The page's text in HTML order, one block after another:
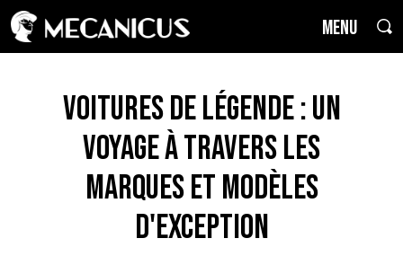
MENU
Voitures de Légende : un
voyage à travers les
marques et modèles
d'exception